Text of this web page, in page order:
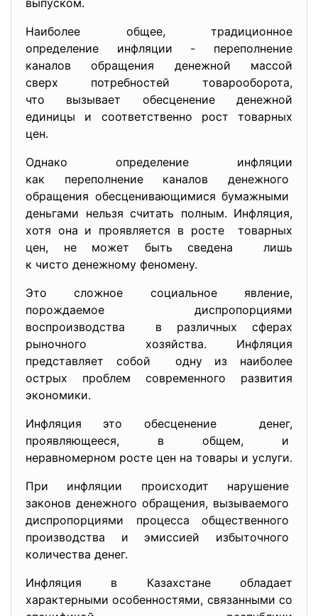
выпуском.
Наиболее общее, традиционное
определение инфляции - переполнение
каналов обращения денежной массой
сверх потребностей товарооборота,
что вызывает обесценение денежной
единицы и соответственно рост товарных
цен.
Однако определение инфляции
как переполнение каналов денежного
обращения обесценивающимися бумажными
деньгами нельзя считать полным. Инфляция,
хотя она и проявляется в росте товарных
цен, не может быть сведена лишь
к чисто денежному феномену.
Это сложное социальное явление,
порождаемое диспропорциями
воспроизводства в различных сферах
рыночного хозяйства. Инфляция
представляет собой одну из наиболее
острых проблем современного развития
экономики.
Инфляция это обесценение денег,
проявляющееся, в общем, и
неравномерном росте цен на товары и услуги.
При инфляции происходит нарушение
законов денежного обращения, вызываемого
диспропорциями процесса общественного
производства и эмиссией избыточного
количества денег.
Инфляция в Казахстане обладает
характерными особенностями, связанными со